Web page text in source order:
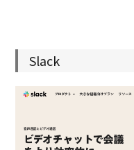
Slack